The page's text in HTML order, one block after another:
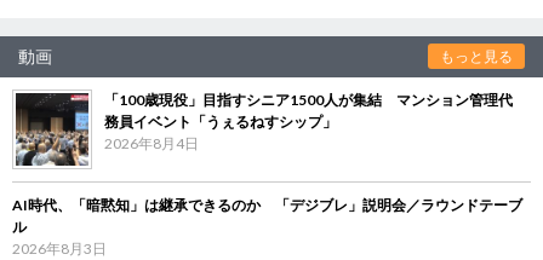
動画 もっと見る
「100歳現役」目指すシニア1500人が集結 マンション管理代
務員イベント「うぇるねすシップ」
2026年8月4日
AI時代、「暗黙知」は継承できるのか 「デジブレ」説明会／ラウンドテーブ
ル
2026年8月3日